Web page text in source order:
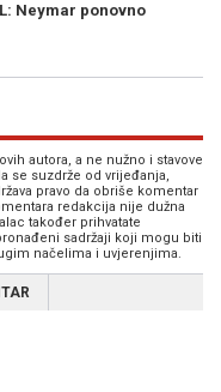
Neymar ponovno
autora, a ne nužno i stavove
se suzdrže od vrijeđanja,
pravo da obriše komentar
redakcija nije dužna
također prihvatate
sadržaji koji mogu biti
načelima i uvjerenjima.